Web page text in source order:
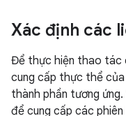
Xác định các
Để thực hiện thao tác
cung cấp thực thể
thành phần tương ứng.
để cung cấp các